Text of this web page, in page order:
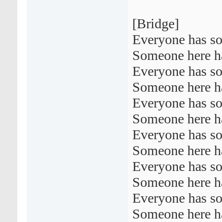
[Bridge]
Everyone has
Someone here
Everyone has
Someone here
Everyone has
Someone here
Everyone has
Someone here
Everyone has
Someone here
Everyone has
Someone here